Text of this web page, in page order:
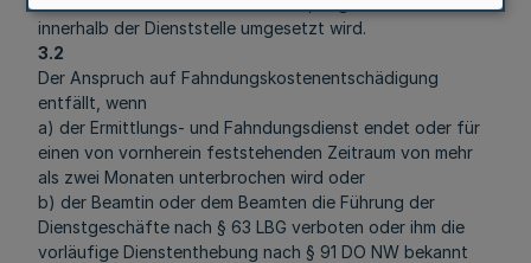
innerhalb der Dienststelle umgesetzt wird.
3.2
Der Anspruch auf Fahndungskostenentschädigung
entfällt, wenn
a) der Ermittlungs- und Fahndungsdienst endet oder für
einen von vornherein feststehenden Zeitraum von mehr
als zwei Monaten unterbrochen wird oder
b) der Beamtin oder dem Beamten die Führung der
Dienstgeschäfte nach § 63 LBG verboten oder ihm die
vorläufige Dienstenthebung nach § 91 DO NW bekannt